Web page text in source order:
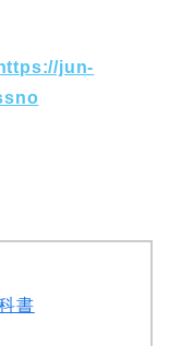
https://jun-
書